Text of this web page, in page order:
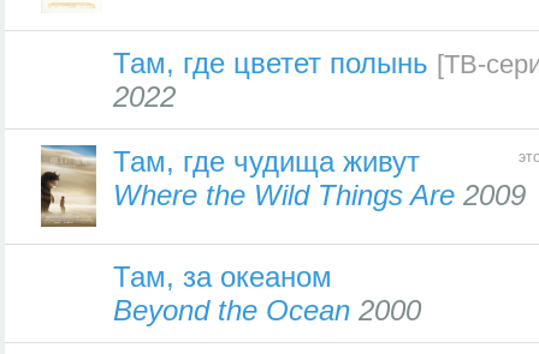
Там, где цветет полынь [ТВ-
2022
Там, где чудища живут
Where the Wild Things Are 2009
Там, за океаном
Beyond the Ocean 2000